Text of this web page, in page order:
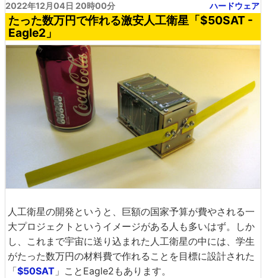
2022年12月04日 20時00分 ハードウェア
たった数万円で作れる激安人工衛星「$50SAT -
Eagle2」
人工衛星の開発というと、巨額の国家予算が費やされる一
大プロジェクトというイメージがある人も多いはず。しか
し、これまで宇宙に送り込まれた人工衛星の中には、学生
がたった数万円の材料費で作れることを目標に設計された
「$50SAT 」ことEagle2もあります。